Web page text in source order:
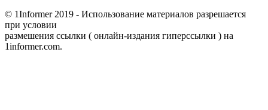
© 1Informer 2019 - Использование материалов разрешается
при условии
размешения ссылки ( онлайн-издания гиперссылки ) на
1informer.com.